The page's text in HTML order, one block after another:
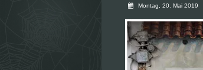
Montag, 20. Mai 2019